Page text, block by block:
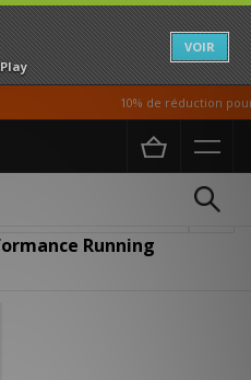
VOIR
10% de réduction
Running